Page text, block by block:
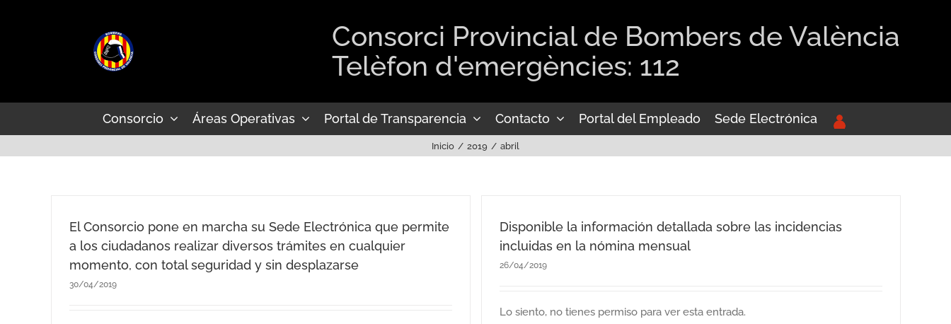
Consorci Provincial de Bombers de València
Telèfon d'emergències: 112
Consorcio Áreas Operativas Portal de Transparencia Contacto Portal del Empleado Sede Electrónica
Inicio 2019 abril
El Consorcio pone en marcha su Sede Electrónica que permite
a los ciudadanos realizar diversos trámites en cualquier
momento, con total seguridad y sin desplazarse
30/04/2019
Disponible la información detallada sobre las incidencias
incluidas en la nómina mensual
26/04/2019
Lo siento, no tienes permiso para ver esta entrada.